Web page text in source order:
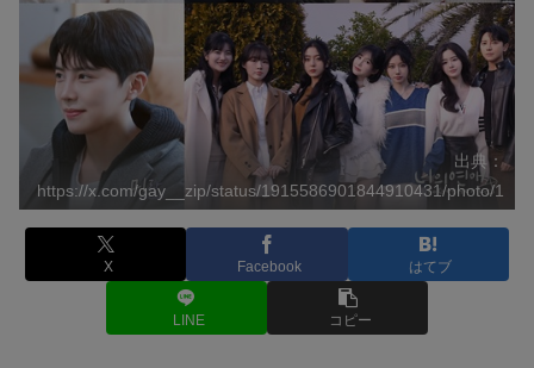
出典：
https://x.com/gay__zip/status/1915586901844910431/photo/1
X Facebook はてブ
LINE コピー